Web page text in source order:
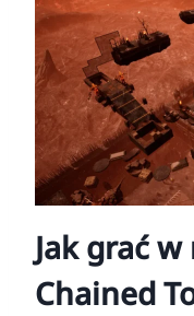
Jak grać
Chained